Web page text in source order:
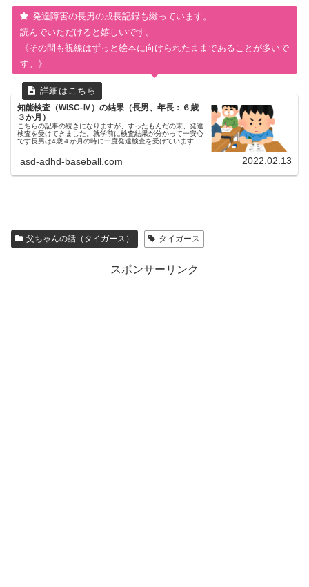
発達障害の長男の成長記録も綴っています。
読んでいただけると嬉しいです。
《その間も視線はずっと絵本に向けられたままであることが多いで
す。》
知能検査（WISC-Ⅳ）の結果（長男、年長：６歳
３か月）
こちらの記事の続きになりますが、すったもんだの末、発達
検査を受けてきました。就学前に検査結果が分かって一安心
です長男は4歳４か月の時に一度発達検査を受けています。
asd-adhd-baseball.com 2022.02.13
父ちゃんの話（タイガース） タイガース
スポンサーリンク